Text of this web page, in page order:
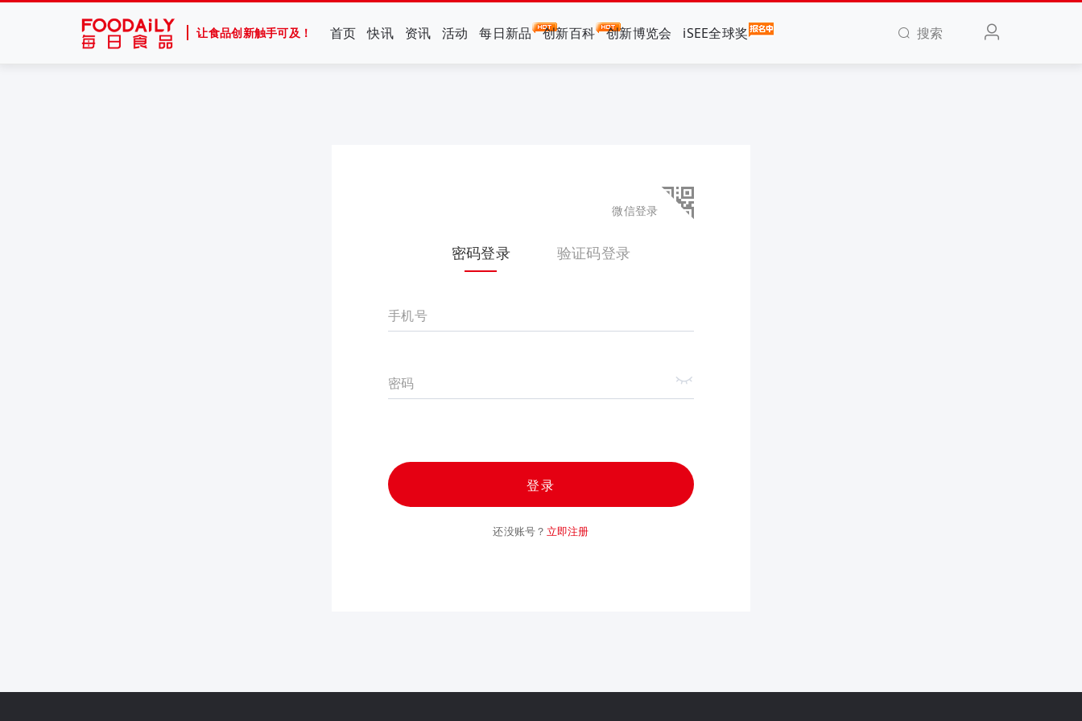
让食品创新触手可及！ 首页 快讯 资讯 活动 每日新品 创新百科 创新博览会 iSEE全球奖 搜索
微信登录
密码登录 验证码登录
手机号
密码
登录
还没账号？ 立即注册